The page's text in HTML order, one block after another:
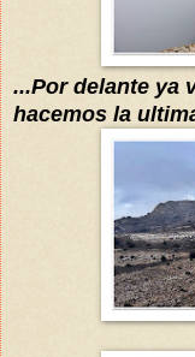
...Por delante ya
hacemos la